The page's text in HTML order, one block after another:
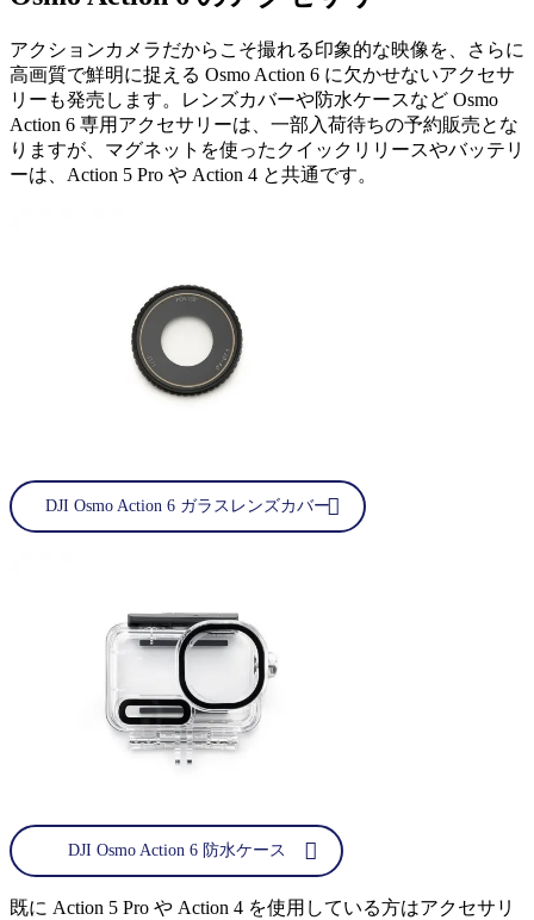
アクションカメラだからこそ撮れる印象的な映像を、さらに
高画質で鮮明に捉える Osmo Action 6 に欠かせないアクセサ
リーも発売します。レンズカバーや防水ケースなど Osmo
Action 6 専用アクセサリーは、一部入荷待ちの予約販売とな
りますが、マグネットを使ったクイックリリースやバッテリ
ーは、Action 5 Pro や Action 4 と共通です。
DJI Osmo Action 6 ガラスレンズカバー
DJI Osmo Action 6 防水ケース
既に Action 5 Pro や Action 4 を使用している方はアクセサリ